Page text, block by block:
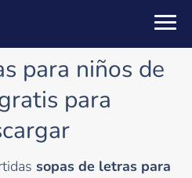
para niños de
para
sopas de letras para